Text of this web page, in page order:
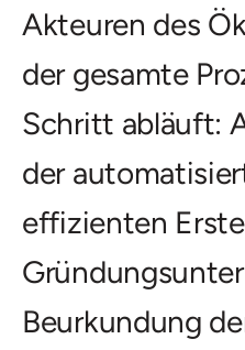
Akteuren des
der gesamte
Schritt abläuft:
der
effizienten
Beurkundung